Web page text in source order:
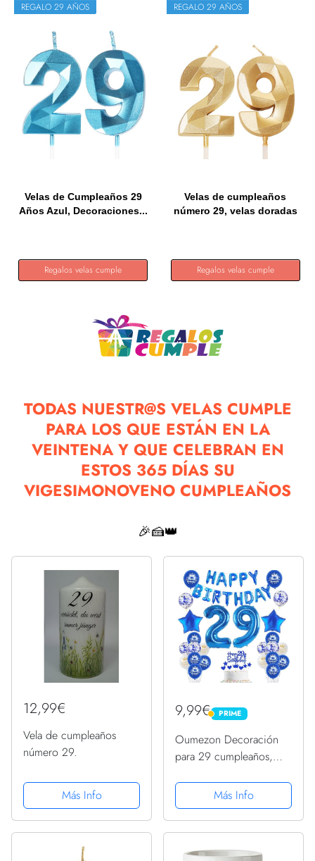
REGALO 29 AÑOS
Velas de Cumpleaños 29
Años Azul, Decoraciones...
Regalos velas cumple
REGALO 29 AÑOS
Velas de cumpleaños
número 29, velas doradas
Regalos velas cumple
TODAS NUESTR@S VELAS CUMPLE
PARA LOS QUE ESTÁN EN LA
VEINTENA Y QUE CELEBRAN EN
ESTOS 365 DÍAS SU
VIGESIMONOVENO CUMPLEAÑOS
🎉🍰👑
12,99€
Vela de cumpleaños
número 29.
Más Info
9,99€ PRIME
PRIME
Oumezon Decoración
para 29 cumpleaños,
feliz cumpleaños, globos
con confeti
Más Info